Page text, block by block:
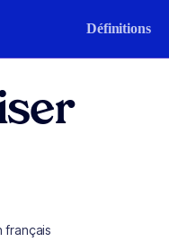
Définitions
français